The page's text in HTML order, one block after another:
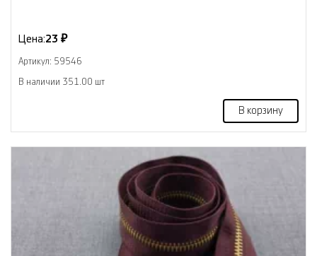
Цена:23 ₽
Артикул: 59546
В наличии 351.00 шт
В корзину